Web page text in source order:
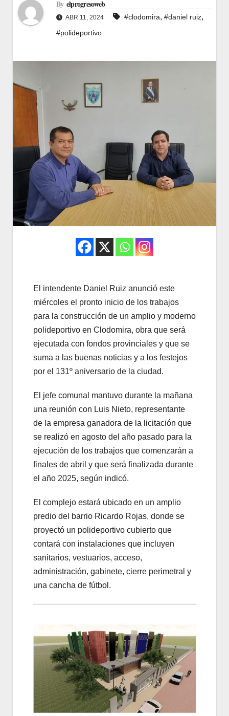
By elprogresoweb
ABR 11, 2024 #clodomira, #daniel ruiz,
#polideportivo
El intendente Daniel Ruiz anunció este
miércoles el pronto inicio de los trabajos
para la construcción de un amplio y moderno
polideportivo en Clodomira, obra que será
ejecutada con fondos provinciales y que se
suma a las buenas noticias y a los festejos
por el 131º aniversario de la ciudad.
El jefe comunal mantuvo durante la mañana
una reunión con Luis Nieto, representante
de la empresa ganadora de la licitación que
se realizó en agosto del año pasado para la
ejecución de los trabajos que comenzarán a
finales de abril y que será finalizada durante
el año 2025, según indicó.
El complejo estará ubicado en un amplio
predio del barrio Ricardo Rojas, donde se
proyectó un polideportivo cubierto que
contará con instalaciones que incluyen
sanitarios, vestuarios, acceso,
administración, gabinete, cierre perimetral y
una cancha de fútbol.